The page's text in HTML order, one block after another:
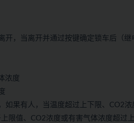
开，当离开并通过按键确定锁车后（
浓度
如果有人，当温度超过上下限、CO2
限值、CO2浓度或有害气体浓度超过